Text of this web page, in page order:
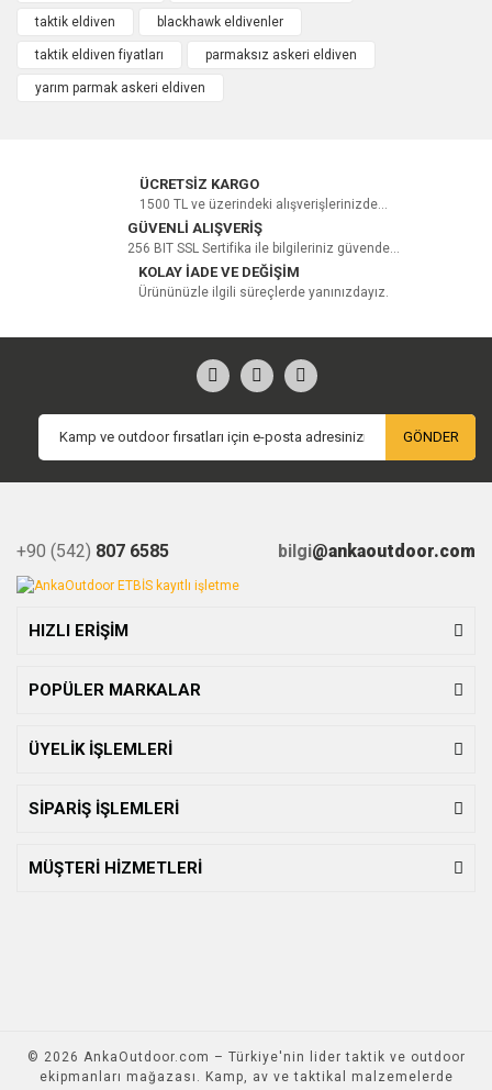
taktik eldiven blackhawk eldivenler
taktik eldiven fiyatları parmaksız askeri eldiven
yarım parmak askeri eldiven
ÜCRETSİZ KARGO
1500 TL ve üzerindeki alışverişlerinizde...
GÜVENLİ ALIŞVERİŞ
256 BIT SSL Sertifika ile bilgileriniz güvende...
KOLAY İADE VE DEĞİŞİM
Ürününüzle ilgili süreçlerde yanınızdayız.
GÖNDER
+90 (542) 807 6585 bilgi@ankaoutdoor.com
HIZLI ERİŞİM
POPÜLER MARKALAR
ÜYELİK İŞLEMLERİ
SİPARİŞ İŞLEMLERİ
MÜŞTERİ HİZMETLERİ
© 2026 AnkaOutdoor.com – Türkiye'nin lider taktik ve outdoor
ekipmanları mağazası. Kamp, av ve taktikal malzemelerde